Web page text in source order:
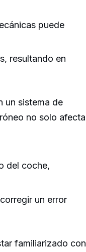
puede
resultando en
un sistema de
no solo afecta
del coche,
un error
familiarizado con